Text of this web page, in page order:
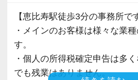
点を任されています。
積極的に手を挙げるアクティブ
いる会社です。
私も新しい経験にチャレンジし
ムを用意しております。（在籍
額の上限あり）
◆簿記検定や税理士講座の「授
があります。
す。
【今回の募集について】
会計事務所経験者を歓迎。
次世代を担う社員を募集します
【恵比寿駅徒歩3分の事務所で
・メインのお客様は様々な業
す。
・個人の所得税確定申告は多
でも残業はありません。